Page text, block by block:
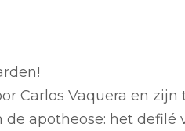
Carlos Vaquera en zijn
apotheose: het defilé